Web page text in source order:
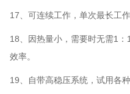
17 、可连续工作，单次最长工
18 、因热量小，需要时无需1
效率。
19 、自带高稳压系统，试用各